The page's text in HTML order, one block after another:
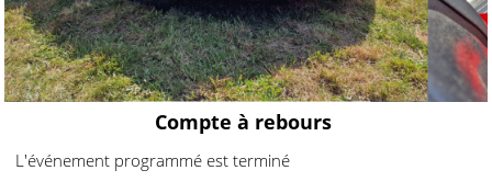
Compte à rebours
L'événement programmé est terminé